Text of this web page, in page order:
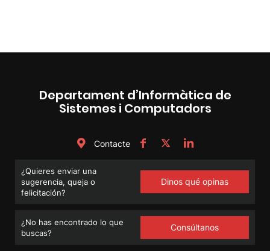
Departament d’Informàtica de
Sistemes i Computadors
Contacte
¿Quieres enviar una
sugerencia, queja o
felicitación?
Dinos qué opinas
¿No has encontrado lo que
buscas?
Consúltanos